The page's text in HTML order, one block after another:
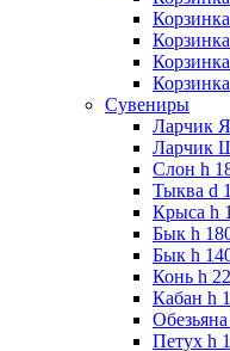
Сувениры
Ларчик
Ларчик
Слон h
Тыква d
Крыса h
Бык h
Бык h
Конь h
Кабан h
Петух h